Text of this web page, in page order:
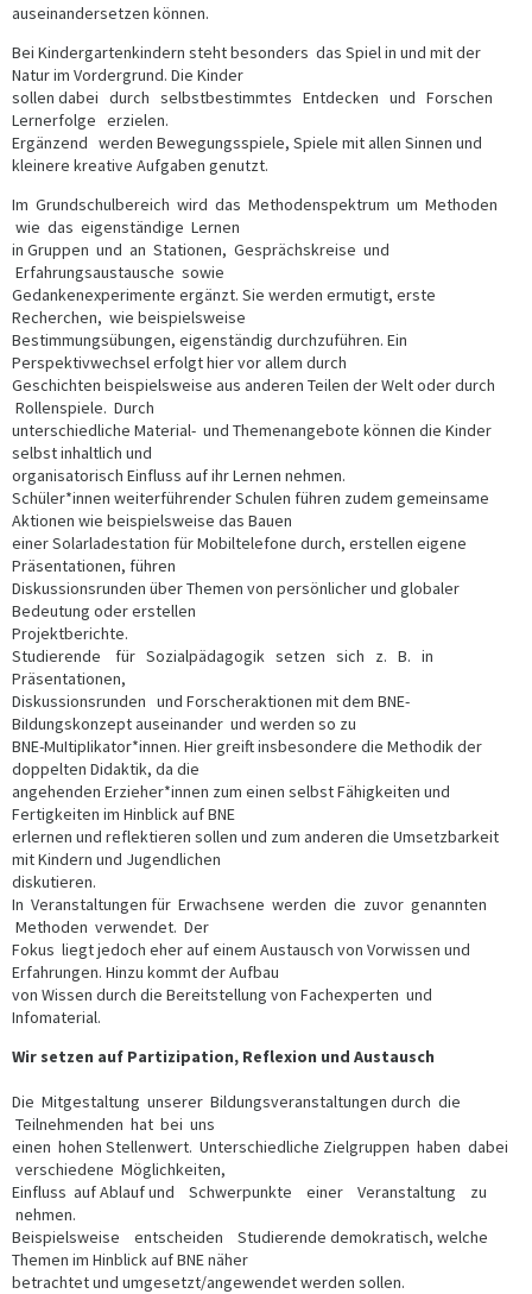
auseinandersetzen können.
Bei Kindergartenkindern steht besonders das Spiel in und mit der
Natur im Vordergrund. Die Kinder
sollen dabei durch selbstbestimmtes Entdecken und Forschen
Lernerfolge erzielen.
Ergänzend werden Bewegungsspiele, Spiele mit allen Sinnen und
kleinere kreative Aufgaben genutzt.
Im Grundschulbereich wird das Methodenspektrum um Methoden
wie das eigenständige Lernen
in Gruppen und an Stationen, Gesprächskreise und
Erfahrungsaustausche sowie
Gedankenexperimente ergänzt. Sie werden ermutigt, erste
Recherchen, wie beispielsweise
Bestimmungsübungen, eigenständig durchzuführen. Ein
Perspektivwechsel erfolgt hier vor allem durch
Geschichten beispielsweise aus anderen Teilen der Welt oder durch
Rollenspiele. Durch
unterschiedliche Material- und Themenangebote können die Kinder
selbst inhaltlich und
organisatorisch Einfluss auf ihr Lernen nehmen.
Schüler*innen weiterführender Schulen führen zudem gemeinsame
Aktionen wie beispielsweise das Bauen
einer Solarladestation für Mobiltelefone durch, erstellen eigene
Präsentationen, führen
Diskussionsrunden über Themen von persönlicher und globaler
Bedeutung oder erstellen
Projektberichte.
Studierende für Sozialpädagogik setzen sich z. B. in
Präsentationen,
Diskussionsrunden und Forscheraktionen mit dem BNE-
BiIdungskonzept auseinander und werden so zu
BNE-MuItipIikator*innen. Hier greift insbesondere die Methodik der
doppelten Didaktik, da die
angehenden Erzieher*innen zum einen selbst Fähigkeiten und
Fertigkeiten im Hinblick auf BNE
erlernen und reflektieren sollen und zum anderen die Umsetzbarkeit
mit Kindern und Jugendlichen
diskutieren.
In Veranstaltungen für Erwachsene werden die zuvor genannten
Methoden verwendet. Der
Fokus liegt jedoch eher auf einem Austausch von Vorwissen und
Erfahrungen. Hinzu kommt der Aufbau
von Wissen durch die Bereitstellung von Fachexperten und
Infomaterial.
Wir setzen auf Partizipation, Reflexion und Austausch
Die Mitgestaltung unserer Bildungsveranstaltungen durch die
Teilnehmenden hat bei uns
einen hohen Stellenwert. Unterschiedliche Zielgruppen haben dabei
verschiedene Möglichkeiten,
Einfluss auf Ablauf und Schwerpunkte einer Veranstaltung zu
nehmen.
Beispielsweise entscheiden Studierende demokratisch, welche
Themen im Hinblick auf BNE näher
betrachtet und umgesetzt/angewendet werden sollen.